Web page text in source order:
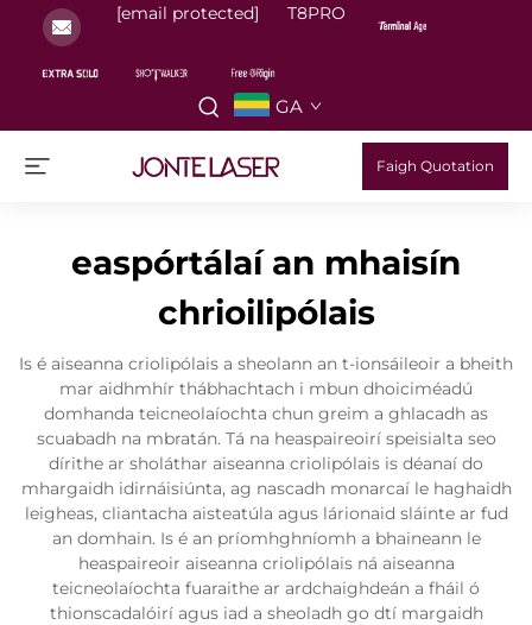
[email protected] T8PRO
GA
Faigh Quotation
easpórtálaí an mhaisín
chrioilipólais
Is é aiseanna criolipólais a sheolann an t-ionsáileoir a bheith
mar aidhmhír thábhachtach i mbun dhoiciméadú
domhanda teicneolaíochta chun greim a ghlacadh as
scuabadh na mbratán. Tá na heaspaireoirí speisialta seo
dírithe ar sholáthar aiseanna criolipólais is déanaí do
mhargaidh idirnáisiúnta, ag nascadh monarcaí le haghaidh
leigheas, cliantacha aisteatúla agus lárionaid sláinte ar fud
an domhain. Is é an príomhghníomh a bhaineann le
heaspaireoir aiseanna criolipólais ná aiseanna
teicneolaíochta fuaraithe ar ardchaighdeán a fháil ó
thionscadalóirí agus iad a sheoladh go dtí margaidh